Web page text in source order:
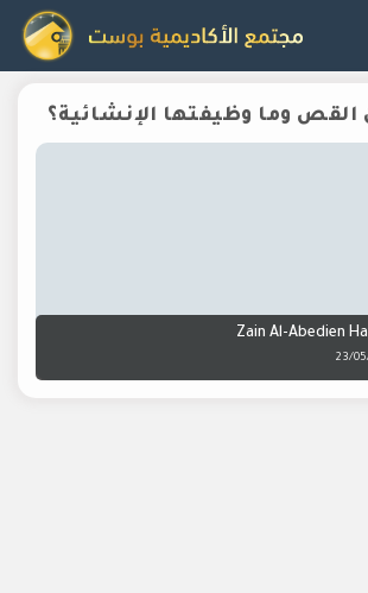
القص وما وظيفتها الإنشائية؟
Zain Al-Abedien
23/